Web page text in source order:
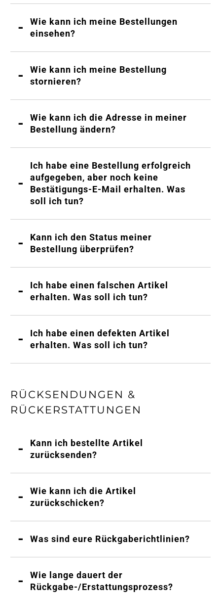
Wie kann ich meine Bestellungen
einsehen?
Wie kann ich meine Bestellung
stornieren?
Wie kann ich die Adresse in meiner
Bestellung ändern?
Ich habe eine Bestellung erfolgreich
aufgegeben, aber noch keine
Bestätigungs-E-Mail erhalten. Was
soll ich tun?
Kann ich den Status meiner
Bestellung überprüfen?
Ich habe einen falschen Artikel
erhalten. Was soll ich tun?
Ich habe einen defekten Artikel
erhalten. Was soll ich tun?
RÜCKSENDUNGEN &
RÜCKERSTATTUNGEN
Kann ich bestellte Artikel
zurücksenden?
Wie kann ich die Artikel
zurückschicken?
Was sind eure Rückgaberichtlinien?
Wie lange dauert der
Rückgabe-/Erstattungsprozess?